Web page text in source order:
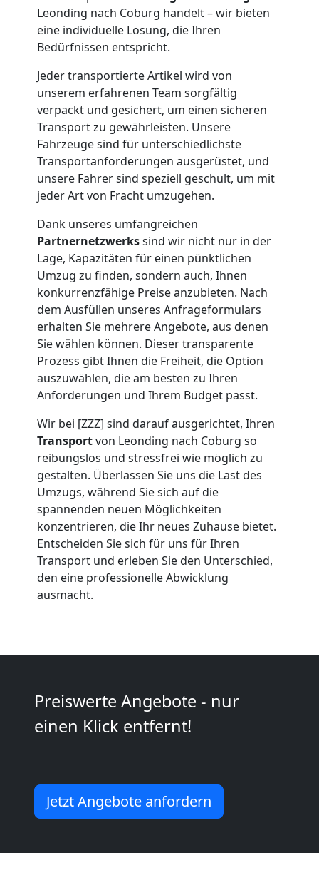
Leonding nach Coburg handelt – wir bieten
eine individuelle Lösung, die Ihren
Bedürfnissen entspricht.
Jeder transportierte Artikel wird von
unserem erfahrenen Team sorgfältig
verpackt und gesichert, um einen sicheren
Transport zu gewährleisten. Unsere
Fahrzeuge sind für unterschiedlichste
Transportanforderungen ausgerüstet, und
unsere Fahrer sind speziell geschult, um mit
jeder Art von Fracht umzugehen.
Dank unseres umfangreichen
Partnernetzwerkssind wir nicht nur in der
Lage, Kapazitäten für einen pünktlichen
Umzug zu finden, sondern auch, Ihnen
konkurrenzfähige Preise anzubieten. Nach
dem Ausfüllen unseres Anfrageformulars
erhalten Sie mehrere Angebote, aus denen
Sie wählen können. Dieser transparente
Prozess gibt Ihnen die Freiheit, die Option
auszuwählen, die am besten zu Ihren
Anforderungen und Ihrem Budget passt.
Wir bei [ZZZ] sind darauf ausgerichtet, Ihren
Transportvon Leonding nach Coburg so
reibungslos und stressfrei wie möglich zu
gestalten. Überlassen Sie uns die Last des
Umzugs, während Sie sich auf die
spannenden neuen Möglichkeiten
konzentrieren, die Ihr neues Zuhause bietet.
Entscheiden Sie sich für uns für Ihren
Transport und erleben Sie den Unterschied,
den eine professionelle Abwicklung
ausmacht.
Preiswerte Angebote - nur
einen Klick entfernt!
Jetzt Angebote anfordern
Möbelmontage
Leonding
Möbeltransport
Leonding
Beiladung
Leonding
Mini
Umzug
Leonding
Umzug
Mann
LKW
Leonding
Kunsttransport
Leonding
Umzug
Leonding
Mann